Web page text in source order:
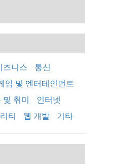
즈니스
통신
임 및 엔터테인먼트
및 취미
인터넷
티 웹 개발 기타